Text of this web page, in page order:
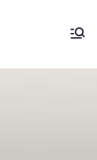
expérimentée